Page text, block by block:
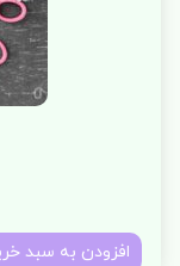
افزودن به سبد